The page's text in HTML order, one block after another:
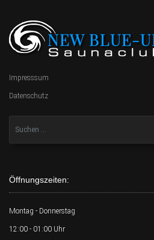
Impresssum
Datenschutz
Öffnungszeiten:
Montag - Donnerstag
12:00 - 01:00 Uhr